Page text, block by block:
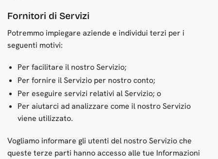
Fornitori di Servizi
Potremmo impiegare aziende e individui terzi per i
seguenti motivi:
Per facilitare il nostro Servizio;
Per fornire il Servizio per nostro conto;
Per eseguire servizi relativi al Servizio; o
Per aiutarci ad analizzare come il nostro Servizio
viene utilizzato.
Vogliamo informare gli utenti del nostro Servizio che
queste terze parti hanno accesso alle tue Informazioni